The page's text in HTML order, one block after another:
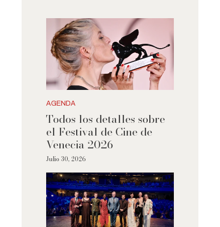
AGENDA
Todos los detalles sobre
el Festival de Cine de
Venecia 2026
Julio 30, 2026